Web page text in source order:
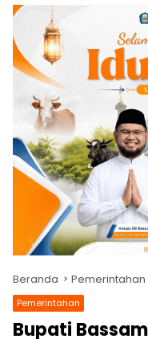
Beranda Pemerintahan
Pemerintahan
Bupati